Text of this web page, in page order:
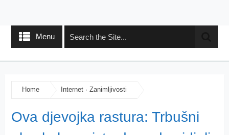
Menu
Home Internet· Zanimljivosti
Ova djevojka rastura: Trbušni